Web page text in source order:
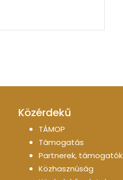
Közérdekű
TÁMOP
Támogatás
Partnerek, támogatók
Közhasznúság